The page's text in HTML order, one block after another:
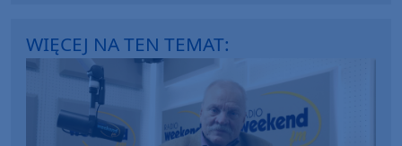
WIĘCEJ NA TEN TEMAT: